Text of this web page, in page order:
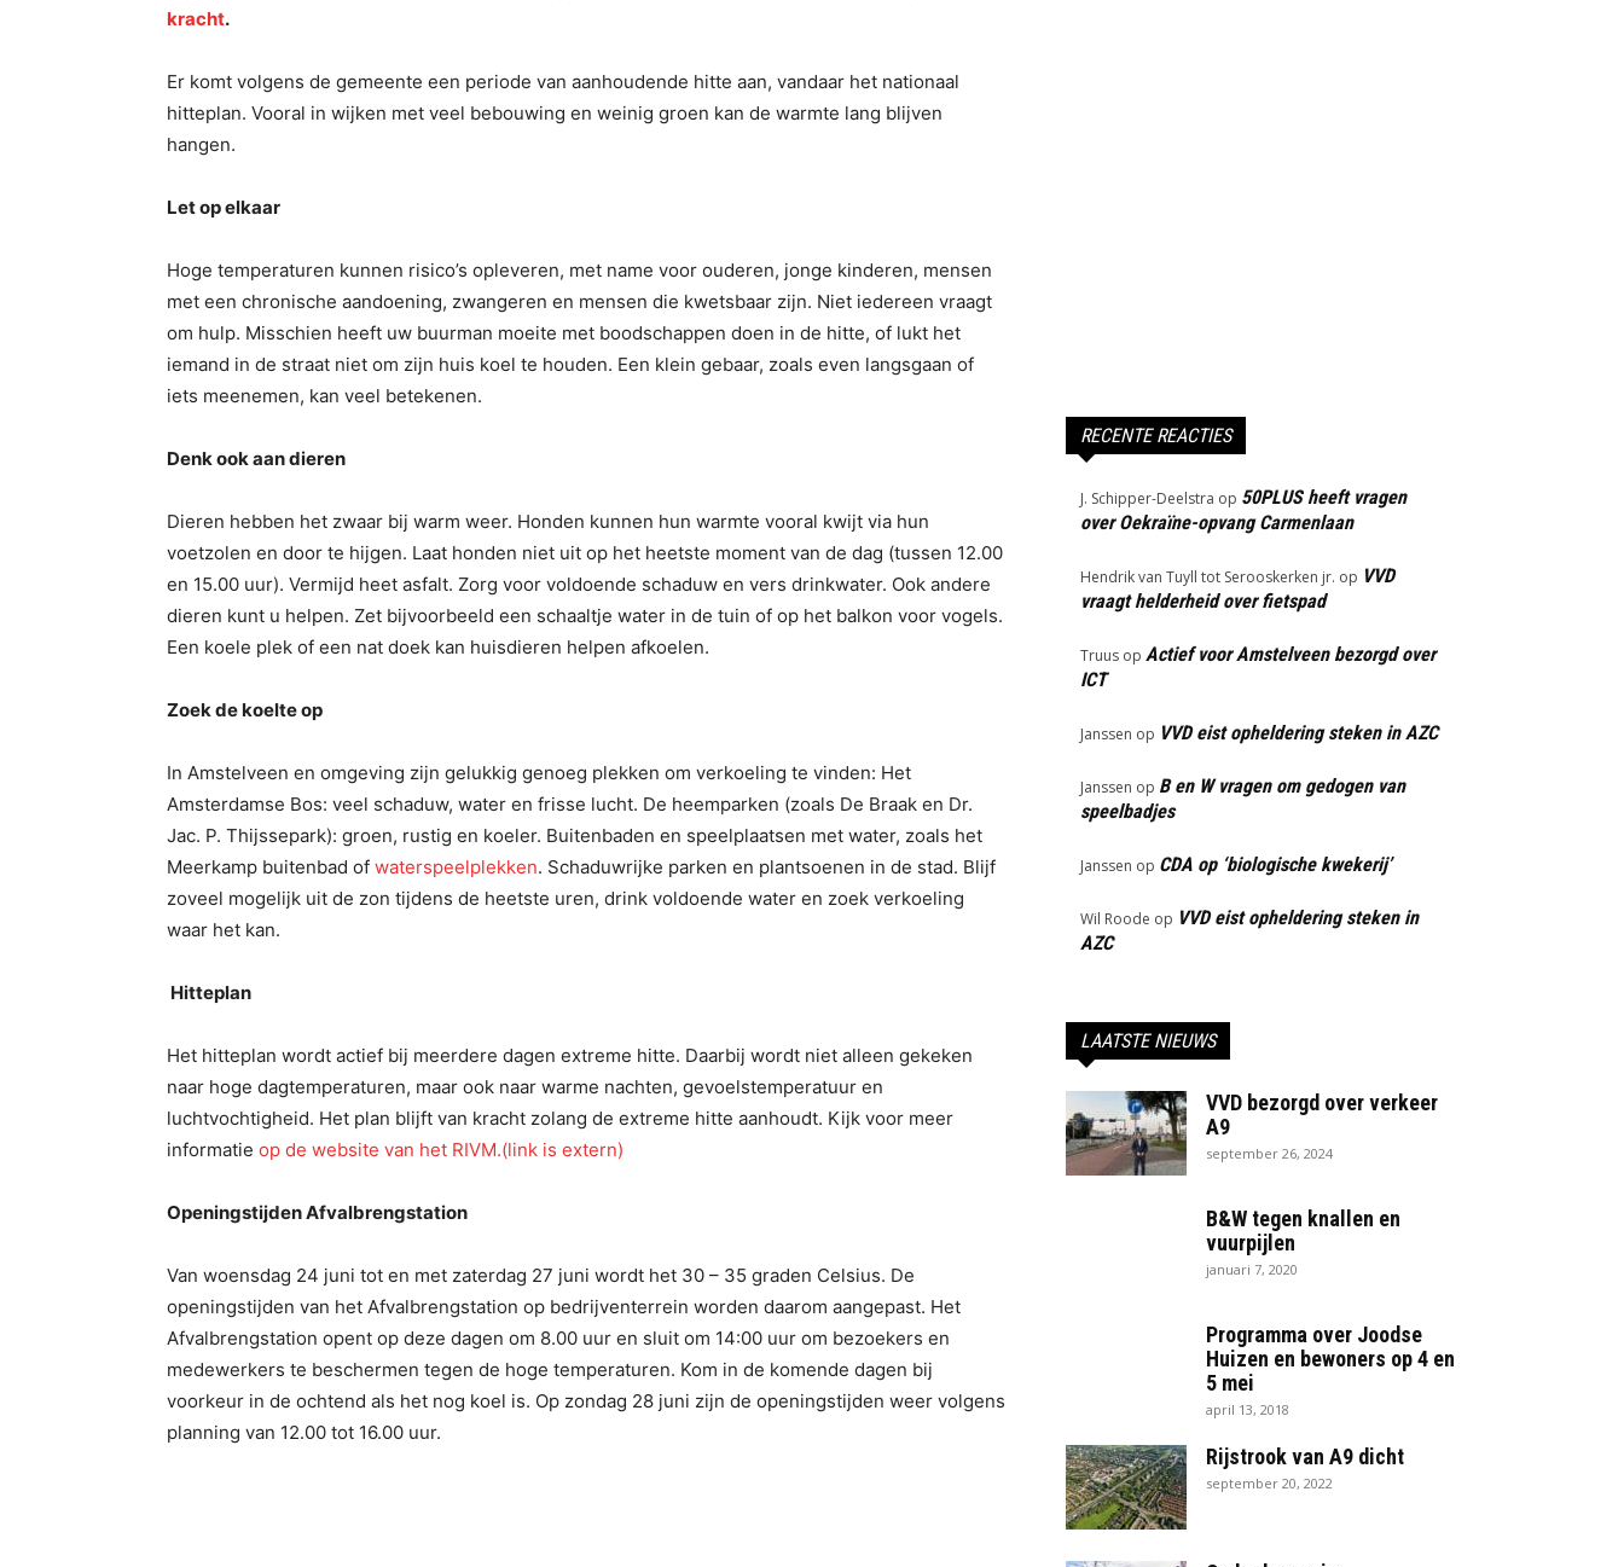
kracht.
Er komt volgens de gemeente een periode van aanhoudende hitte aan, vandaar het nationaal
hitteplan. Vooral in wijken met veel bebouwing en weinig groen kan de warmte lang blijven
hangen.
Let op elkaar
Hoge temperaturen kunnen risico’s opleveren, met name voor ouderen, jonge kinderen, mensen
met een chronische aandoening, zwangeren en mensen die kwetsbaar zijn. Niet iedereen vraagt
om hulp. Misschien heeft uw buurman moeite met boodschappen doen in de hitte, of lukt het
iemand in de straat niet om zijn huis koel te houden. Een klein gebaar, zoals even langsgaan of
iets meenemen, kan veel betekenen.
Denk ook aan dieren
Dieren hebben het zwaar bij warm weer. Honden kunnen hun warmte vooral kwijt via hun
voetzolen en door te hijgen. Laat honden niet uit op het heetste moment van de dag (tussen 12.00
en 15.00 uur). Vermijd heet asfalt. Zorg voor voldoende schaduw en vers drinkwater. Ook andere
dieren kunt u helpen. Zet bijvoorbeeld een schaaltje water in de tuin of op het balkon voor vogels.
Een koele plek of een nat doek kan huisdieren helpen afkoelen.
Zoek de koelte op
In Amstelveen en omgeving zijn gelukkig genoeg plekken om verkoeling te vinden: Het
Amsterdamse Bos: veel schaduw, water en frisse lucht. De heemparken (zoals De Braak en Dr.
Jac. P. Thijssepark): groen, rustig en koeler. Buitenbaden en speelplaatsen met water, zoals het
Meerkamp buitenbad of waterspeelplekken. Schaduwrijke parken en plantsoenen in de stad. Blijf
zoveel mogelijk uit de zon tijdens de heetste uren, drink voldoende water en zoek verkoeling
waar het kan.
Hitteplan
Het hitteplan wordt actief bij meerdere dagen extreme hitte. Daarbij wordt niet alleen gekeken
naar hoge dagtemperaturen, maar ook naar warme nachten, gevoelstemperatuur en
luchtvochtigheid. Het plan blijft van kracht zolang de extreme hitte aanhoudt. Kijk voor meer
informatie op de website van het RIVM.(link is extern)
Openingstijden Afvalbrengstation
Van woensdag 24 juni tot en met zaterdag 27 juni wordt het 30 – 35 graden Celsius. De
openingstijden van het Afvalbrengstation op bedrijventerrein worden daarom aangepast. Het
Afvalbrengstation opent op deze dagen om 8.00 uur en sluit om 14:00 uur om bezoekers en
medewerkers te beschermen tegen de hoge temperaturen. Kom in de komende dagen bij
voorkeur in de ochtend als het nog koel is. Op zondag 28 juni zijn de openingstijden weer volgens
planning van 12.00 tot 16.00 uur.
RECENTE REACTIES
J. Schipper-Deelstra op 50PLUS heeft vragen
over Oekraïne-opvang Carmenlaan
Hendrik van Tuyll tot Serooskerken jr. op VVD
vraagt helderheid over fietspad
Truus op Actief voor Amstelveen bezorgd over
ICT
Janssen op VVD eist opheldering steken in AZC
Janssen op B en W vragen om gedogen van
speelbadjes
Janssen op CDA op ‘biologische kwekerij’
Wil Roode op VVD eist opheldering steken in
AZC
LAATSTE NIEUWS
VVD bezorgd over verkeer
A9
september 26, 2024
B&W tegen knallen en
vuurpijlen
januari 7, 2020
Programma over Joodse
Huizen en bewoners op 4 en
5 mei
april 13, 2018
Rijstrook van A9 dicht
september 20, 2022